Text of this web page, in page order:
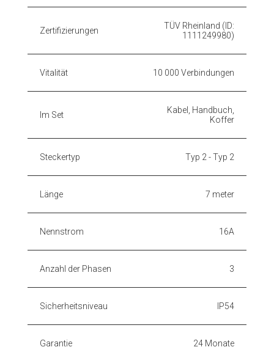
Zertifizierungen
TÜV Rheinland (ID:
1111249980)
Vitalität 10 000 Verbindungen
Im Set
Kabel, Handbuch,
Koffer
Steckertyp Typ 2 - Typ 2
Länge 7 meter
Nennstrom 16A
Anzahl der Phasen 3
Sicherheitsniveau IP54
Garantie 24 Monate